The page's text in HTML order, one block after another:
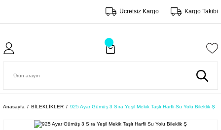
Ücretsiz Kargo Kargo Takibi
Anasayfa BİLEKLİKLER 925 Ayar Gümüş 3 Sıra Yeşil Mekik Taşlı Harfli Su Yolu Bileklik Ş